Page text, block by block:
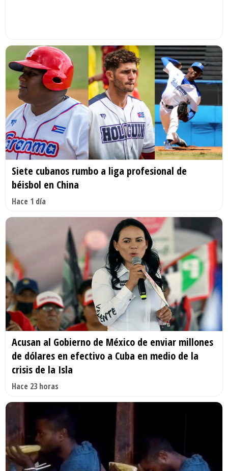
Siete cubanos rumbo a liga profesional de
béisbol en China
Hace 1 día
Acusan al Gobierno de México de enviar millones
de dólares en efectivo a Cuba en medio de la
crisis de la Isla
Hace 23 horas